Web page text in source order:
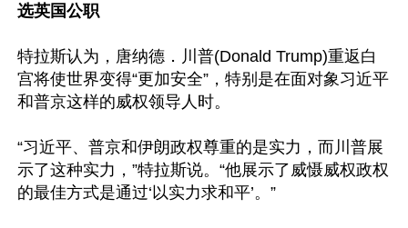
选英国公职
特拉斯认为，唐纳德．川普(Donald Trump)重返白
宫将使世界变得“更加安全”，特别是在面对象习近平
和普京这样的威权领导人时。
“习近平、普京和伊朗政权尊重的是实力，而川普展
示了这种实力，”特拉斯说。“他展示了威慑威权政权
的最佳方式是通过‘以实力求和平’。”